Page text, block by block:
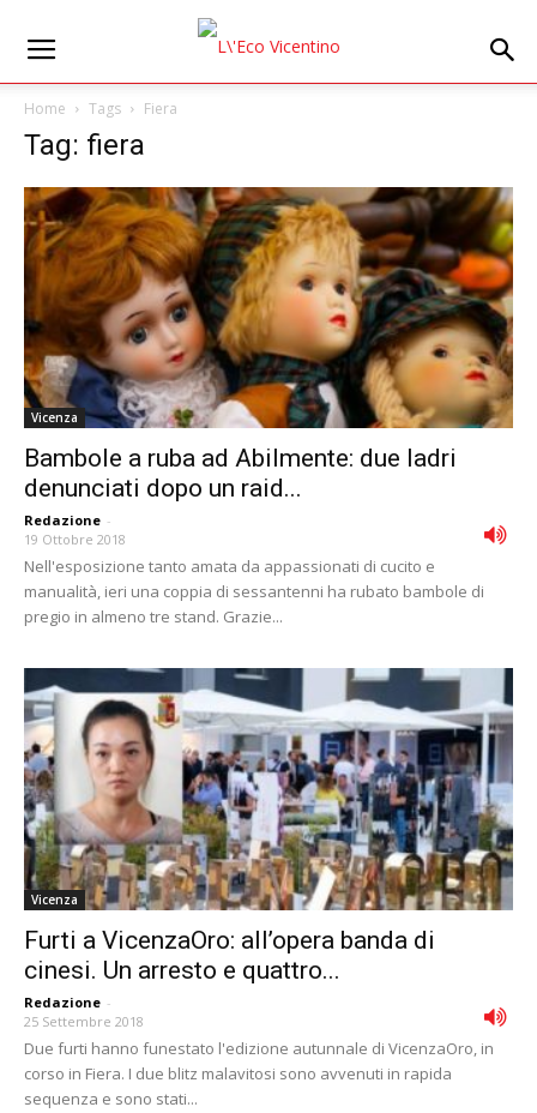
Home Tags Fiera
Tag: fiera
Vicenza
Bambole a ruba ad Abilmente: due ladri
denunciati dopo un raid...
Redazione -
19 Ottobre 2018
Nell'esposizione tanto amata da appassionati di cucito e
manualità, ieri una coppia di sessantenni ha rubato bambole di
pregio in almeno tre stand. Grazie...
Vicenza
Furti a VicenzaOro: all’opera banda di
cinesi. Un arresto e quattro...
Redazione -
25 Settembre 2018
Due furti hanno funestato l'edizione autunnale di VicenzaOro, in
corso in Fiera. I due blitz malavitosi sono avvenuti in rapida
sequenza e sono stati...